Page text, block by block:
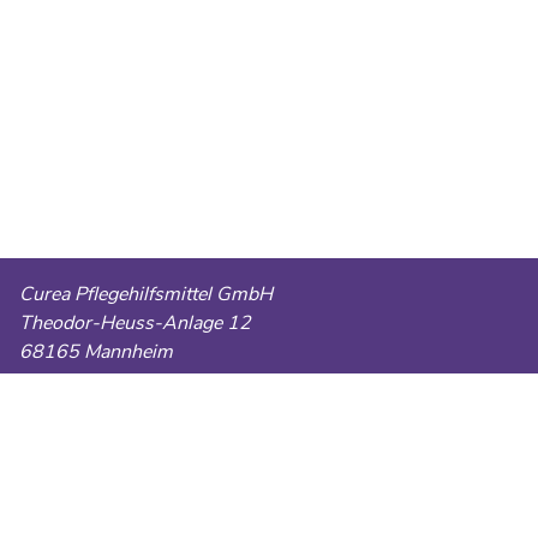
Curea Pflegehilfsmittel GmbH
Theodor-Heuss-Anlage 12
68165 Mannheim